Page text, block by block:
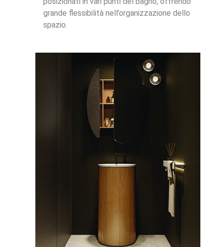
grande flessibilità nell’organizzazione dello
spazio.